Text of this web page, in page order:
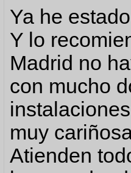
Ya he
Y lo
Madrid no
con mucho
muy
Atienden